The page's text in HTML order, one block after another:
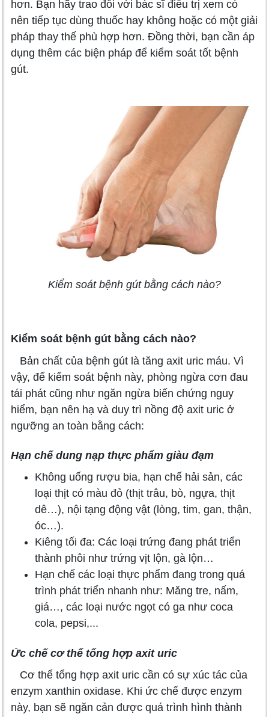
hơn. Bạn hãy trao đổi với bác sĩ điều trị xem có
nên tiếp tục dùng thuốc hay không hoặc có một giải
pháp thay thế phù hợp hơn. Đồng thời, bạn cần áp
dụng thêm các biện pháp để kiểm soát tốt bệnh
gút.
Kiểm soát bệnh gút bằng cách nào?
Kiểm soát bệnh gút bằng cách nào?
Bản chất của bệnh gút là tăng axit uric máu. Vì
vậy, để kiểm soát bệnh này, phòng ngừa cơn đau
tái phát cũng như ngăn ngừa biến chứng nguy
hiểm, bạn nên hạ và duy trì nồng độ axit uric ở
ngưỡng an toàn bằng cách:
Hạn chế dung nạp thực phẩm giàu đạm
Không uống rượu bia, hạn chế hải sản, các
loại thịt có màu đỏ (thịt trâu, bò, ngựa, thịt
dê…), nội tạng động vật (lòng, tim, gan, thận,
óc…).
Kiêng tối đa: Các loại trứng đang phát triển
thành phôi như trứng vịt lộn, gà lộn…
Hạn chế các loại thực phẩm đang trong quá
trình phát triển nhanh như: Măng tre, nấm,
giá…, các loại nước ngọt có ga như coca
cola, pepsi,...
Ức chế cơ thể tổng hợp axit uric
Cơ thể tổng hợp axit uric cần có sự xúc tác của
enzym xanthin oxidase. Khi ức chế được enzym
này, bạn sẽ ngăn cản được quá trình hình thành